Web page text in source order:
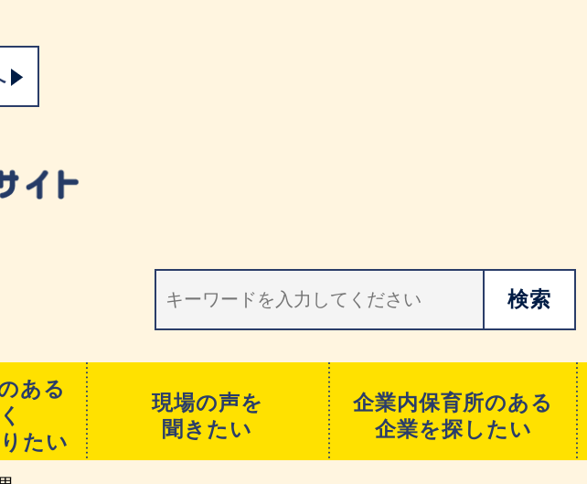
ある
たい
現場の声を
聞きたい
企業内保育所のある
企業を探したい